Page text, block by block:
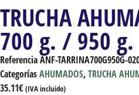
TRUCHA
700 g. / 950 g.
ReferenciaANF-TARRINA700G950G-
CategoríasAHUMADOS,TRUCHA
35.11€ (IVA incluido)